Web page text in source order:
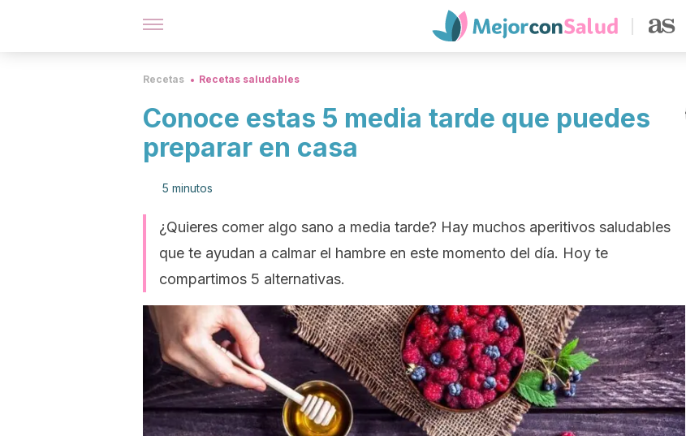
Recetas Recetas saludables
Conoce estas 5 media tarde que puedes
preparar en casa
5 minutos
¿Quieres comer algo sano a media tarde? Hay muchos aperitivos saludables
que te ayudan a calmar el hambre en este momento del día. Hoy te
compartimos 5 alternativas.